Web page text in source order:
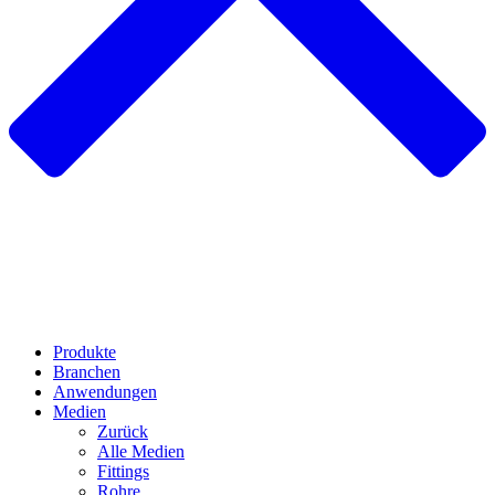
Produkte
Branchen
Anwendungen
Medien
Zurück
Alle Medien
Fittings